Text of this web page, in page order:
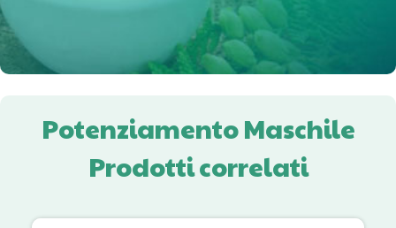
Potenziamento Maschile
Prodotti correlati